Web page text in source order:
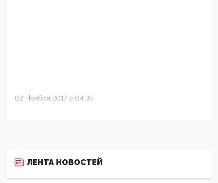
02 Ноября 2017 в 04:35
ЛЕНТА НОВОСТЕЙ